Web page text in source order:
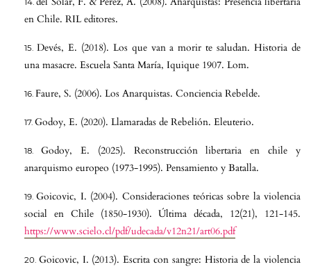
en Chile. RIL editores.
Devés, E. (2018). Los que van a morir te saludan. Historia de
una masacre. Escuela Santa María, Iquique 1907. Lom.
Faure, S. (2006). Los Anarquistas. Conciencia Rebelde.
Godoy, E. (2020). Llamaradas de Rebelión. Eleuterio.
Godoy, E. (2025). Reconstrucción libertaria en chile y
anarquismo europeo (1973-1995). Pensamiento y Batalla.
Goicovic, I. (2004). Consideraciones teóricas sobre la violencia
social en Chile (1850-1930). Última década, 12(21), 121-145.
https://www.scielo.cl/pdf/udecada/v12n21/art06.pdf
Goicovic, I. (2013). Escrita con sangre: Historia de la violencia